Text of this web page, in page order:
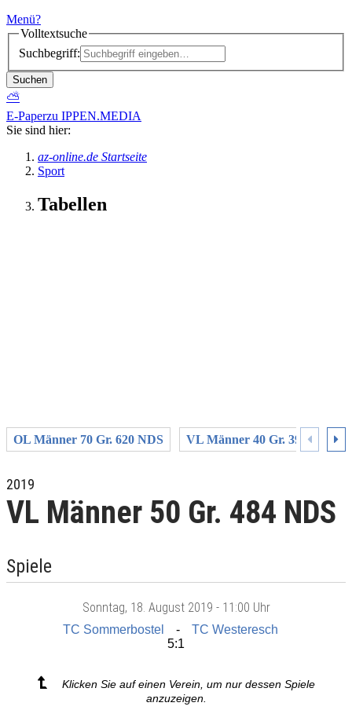
Menü?
Volltextsuche
Suchbegriff:
Suchen
⛅
E-Paperzu IPPEN.MEDIA
Sie sind hier:
az-online.de Startseite
Sport
Tabellen
OL Männer 70 Gr. 620 NDS VL Männer 40 Gr. 391 NDS
2019
VL Männer 50 Gr. 484 NDS
Spiele
Sonntag, 18. August 2019 - 11:00 Uhr
TC Sommerbostel
TC Westeresch
5:1
Klicken Sie auf einen Verein, um nur dessen Spiele
anzuzeigen.